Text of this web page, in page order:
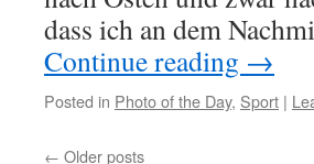
dass ich an dem
Continue reading →
Posted in Photo of the Day, Sport |
← Older posts